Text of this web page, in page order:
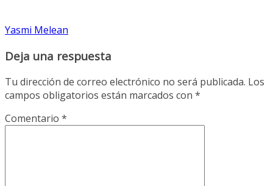
Yasmi Melean
Deja una respuesta
Tu dirección de correo electrónico no será publicada. Los
campos obligatorios están marcados con *
Comentario *